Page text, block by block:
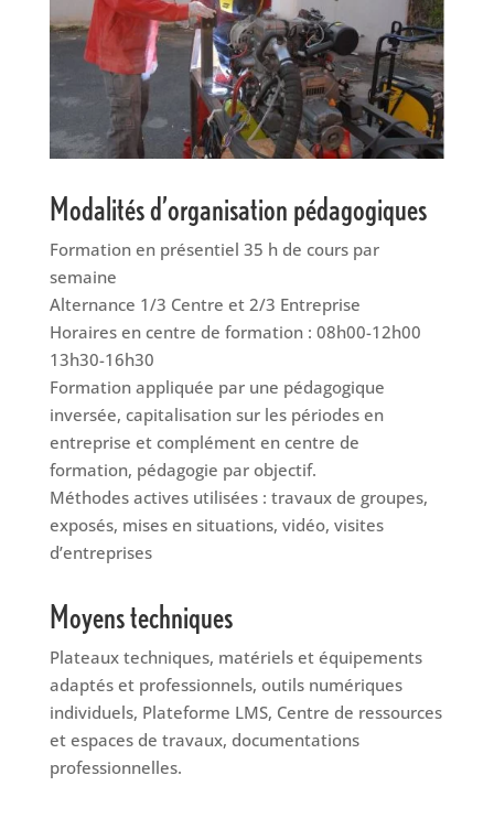
Modalités d’organisation pédagogiques
Formation en présentiel 35 h de cours par
semaine
Alternance 1/3 Centre et 2/3 Entreprise
Horaires en centre de formation : 08h00-12h00
13h30-16h30
Formation appliquée par une pédagogique
inversée, capitalisation sur les périodes en
entreprise et complément en centre de
formation, pédagogie par objectif.
Méthodes actives utilisées : travaux de groupes,
exposés, mises en situations, vidéo, visites
d’entreprises
Moyens techniques
Plateaux techniques, matériels et équipements
adaptés et professionnels, outils numériques
individuels, Plateforme LMS, Centre de ressources
et espaces de travaux, documentations
professionnelles.